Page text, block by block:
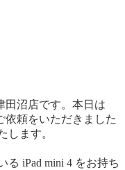
田沼店です。本日は
依頼をいただきました
します。
iPad mini 4 をお持ち